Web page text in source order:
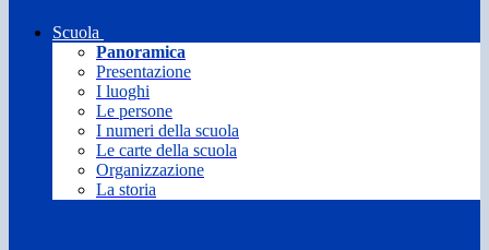
Scuola
Panoramica
Presentazione
I luoghi
Le persone
I numeri della scuola
Le carte della scuola
Organizzazione
La storia